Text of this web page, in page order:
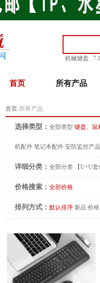
机械键盘
首页 所有产品
首页-所有产品
选择类型： 全部类型 键盘、鼠
机配件 笔记本配件 安防监控产品
详细分类： 全部分类 【U+U
价格搜索： 全部价格
排列方式： 默认排序 新品 价